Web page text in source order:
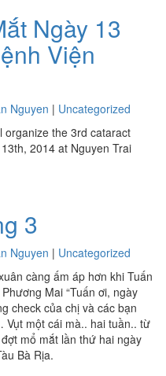
Ngày 13
Viện
Nguyen | Uncategorized
organize the 3rd cataract
2014 at Nguyen Trai
3
Nguyen | Uncategorized
càng ấm áp hơn khi Tuấn
Mai “Tuấn ơi, ngày
check của chị và các bạn
một cái mà.. hai tuần.. từ
mổ mắt lần thứ hai ngày
Bà Rịa.